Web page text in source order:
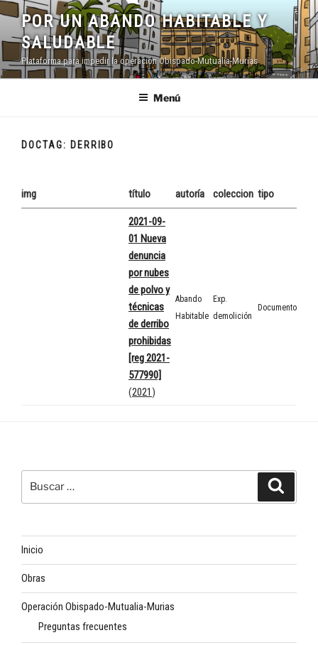
Saltar
contenido
POR UN ABANDO HABITABLE Y
SALUDABLE
Plataforma para impedir la operación Obispado-Mutualia-Murias
Menú
DOCTAG: DERRIBO
img título autoría coleccion tipo
2021-09-
01 Nueva
denuncia
por nubes
de polvo y
técnicas
de derribo
prohibidas
[reg 2021-
577990]
(2021)
Abando
Habitable
Exp.
demolición
Documento
Inicio
Obras
Operación Obispado-Mutualia-Murias
Preguntas frecuentes